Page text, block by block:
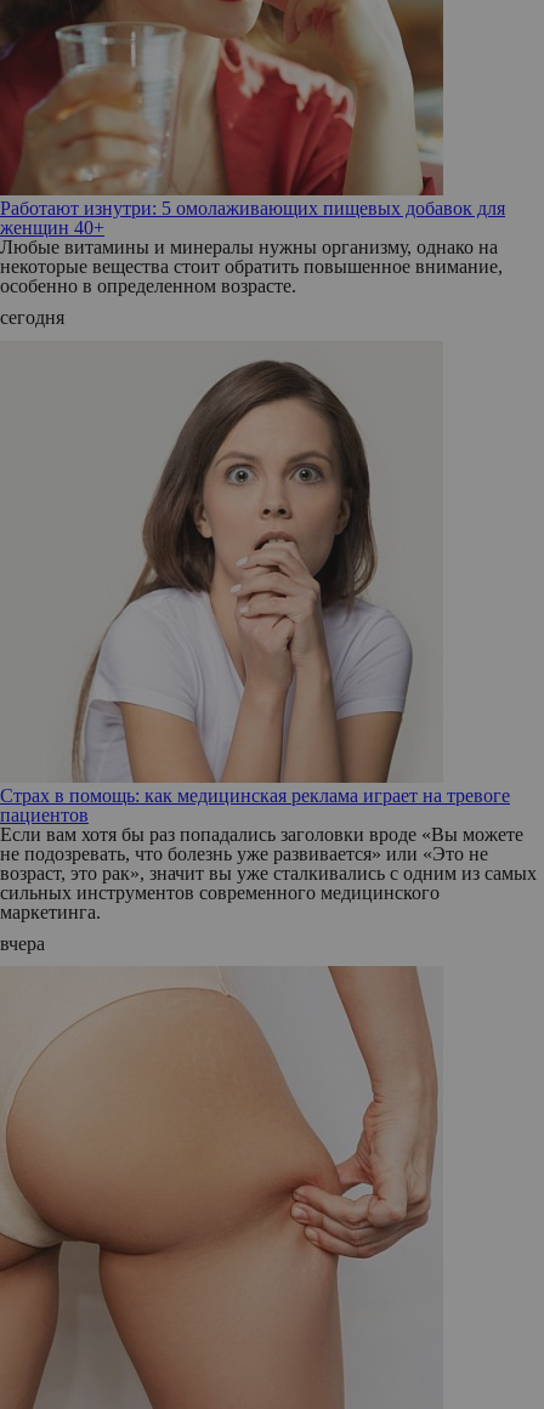
Работают изнутри: 5 омолаживающих пищевых добавок для
женщин 40+
Любые витамины и минералы нужны организму, однако на
некоторые вещества стоит обратить повышенное внимание,
особенно в определенном возрасте.
сегодня
Страх в помощь: как медицинская реклама играет на тревоге
пациентов
Если вам хотя бы раз попадались заголовки вроде «Вы можете
не подозревать, что болезнь уже развивается» или «Это не
возраст, это рак», значит вы уже сталкивались с одним из самых
сильных инструментов современного медицинского
маркетинга.
вчера